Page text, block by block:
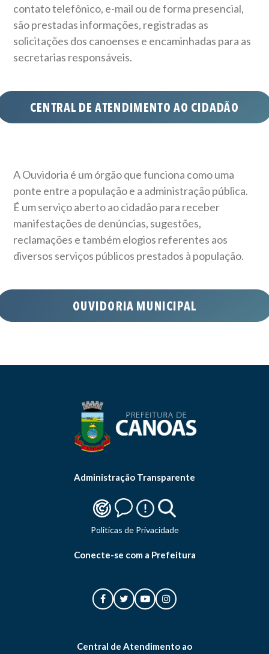
contato telefônico, e-mail ou de forma presencial,
são prestadas informações, registradas as
solicitações dos canoenses e encaminhadas para as
secretarias responsáveis.
A Ouvidoria é um órgão que funciona como uma
ponte entre a população e a administração pública.
É um serviço aberto ao cidadão para receber
manifestações de denúncias, sugestões,
reclamações e também elogios referentes aos
diversos serviços públicos prestados à população.
Administração Transparente
Politicas de Privacidade
Conecte-se com a Prefeitura
Central de Atendimento ao